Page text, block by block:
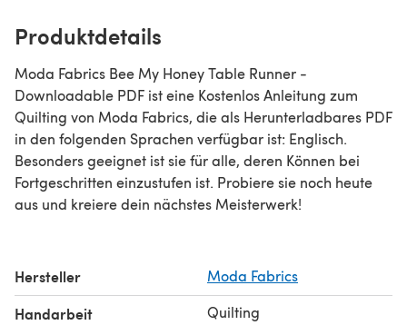
Produktdetails
Moda Fabrics Bee My Honey Table Runner -
Downloadable PDF ist eine Kostenlos Anleitung zum
Quilting von Moda Fabrics, die als Herunterladbares PDF
in den folgenden Sprachen verfügbar ist: Englisch.
Besonders geeignet ist sie für alle, deren Können bei
Fortgeschritten einzustufen ist. Probiere sie noch heute
aus und kreiere dein nächstes Meisterwerk!
Hersteller Moda Fabrics
Handarbeit Quilting